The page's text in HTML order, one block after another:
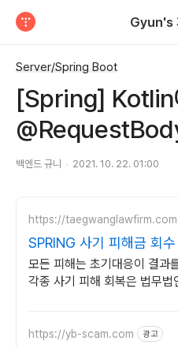
Gyun's
Server/Spring Boot
[Spring] Kotlin
백엔드 규니 2021. 10. 22. 01:00
https://taegwanglawfirm.com
SPRING 사기 피해금 회
인
모든 피해는 초기대응이 결과
각종 사기 피해 회복은 법무법
https://yb-scam.com 광고